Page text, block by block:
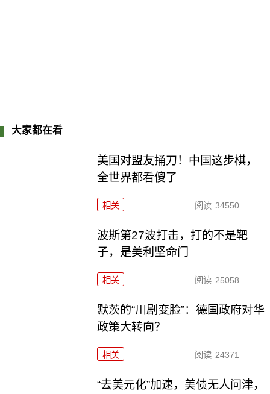
大家都在看
美国对盟友捅刀！中国这步棋，
全世界都看傻了
相关 阅读 34550
波斯第27波打击，打的不是靶
子，是美利坚命门
相关 阅读 25058
默茨的“川剧变脸”：德国政府对华
政策大转向？
相关 阅读 24371
“去美元化”加速，美债无人问津，